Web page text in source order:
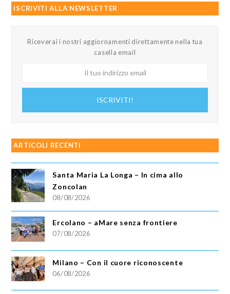
ISCRIVITI ALLA NEWSLETTER
Riceverai i nostri aggiornamenti direttamente nella tua
casella email
ISCRIVITI!
ARTICOLI RECENTI
Santa Maria La Longa – In cima allo
Zoncolan
08/08/2026
Ercolano – aMare senza frontiere
07/08/2026
Milano – Con il cuore riconoscente
06/08/2026